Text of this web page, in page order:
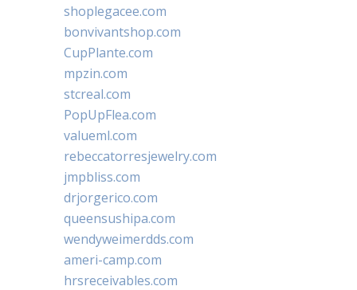
shoplegacee.com
bonvivantshop.com
CupPlante.com
mpzin.com
stcreal.com
PopUpFlea.com
valueml.com
rebeccatorresjewelry.com
jmpbliss.com
drjorgerico.com
queensushipa.com
wendyweimerdds.com
ameri-camp.com
hrsreceivables.com